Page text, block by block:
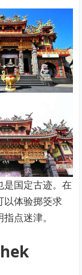
是国定古迹。在
以体验掷筊求
点迷津。